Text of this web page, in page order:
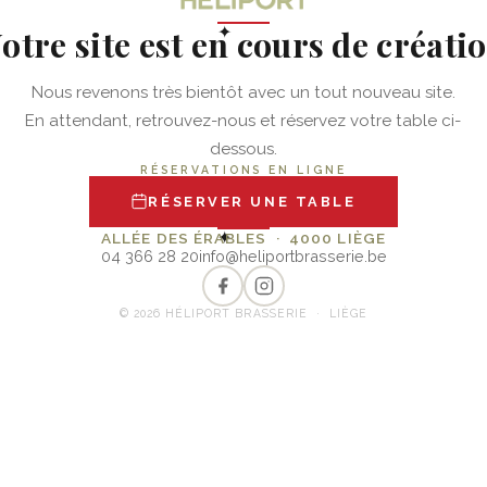
✦
site est en cours de
Nous revenons très bientôt avec un tout nouveau site.
En attendant, retrouvez-nous et réservez votre table ci-
dessous.
RÉSERVATIONS EN LIGNE
RÉSERVER UNE TABLE
✦
ALLÉE DES ÉRABLES · 4000 LIÈGE
04 366 28 20info@heliportbrasserie.be
© 2026 HÉLIPORT BRASSERIE · LIÈGE